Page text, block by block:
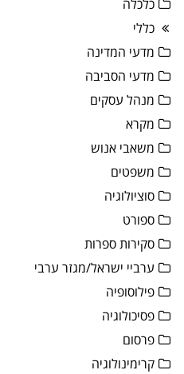
כלכלה
כללי
מדעי המדינה
מדעי הסביבה
מנהל עסקים
מקרא
משאבי אנוש
משפטים
סוציולוגיה
ספורט
סקירות ספרות
ערביי ישראל/מגזר ערבי
פילוסופיה
פסיכולוגיה
פרסום
קרימינולוגיה